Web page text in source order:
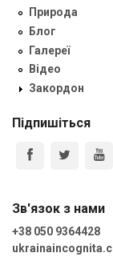
Природа
Блог
Галереї
Відео
Закордон
Підпишіться
Зв'язок з нами
+38 050 9364428